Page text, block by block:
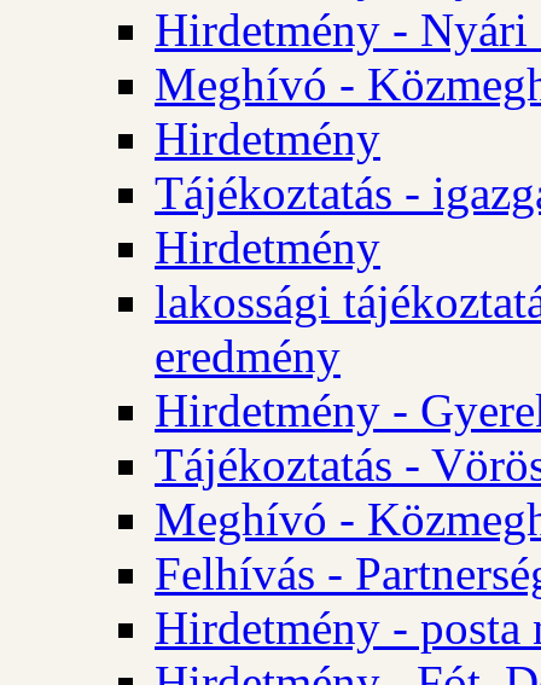
Hirdetmény - Nyári
Meghívó -
Hirdetmény
Tájékoztatás -
Hirdetmény
lakossági
eredmény
Hirdetmény -
Tájékoztatás -
Meghívó -
Felhívás -
Hirdetmény - posta